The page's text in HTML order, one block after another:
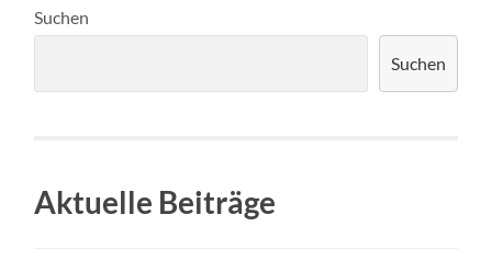
Suchen
Suchen
Aktuelle Beiträge